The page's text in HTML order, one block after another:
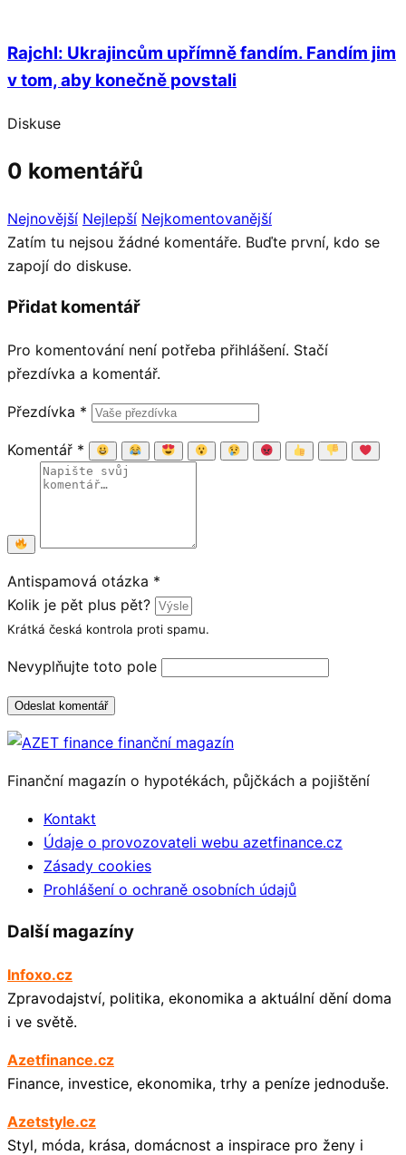
Rajchl: Ukrajincům upřímně fandím. Fandím jim
v tom, aby konečně povstali
Diskuse
0 komentářů
Nejnovější Nejlepší Nejkomentovanější
Zatím tu nejsou žádné komentáře. Buďte první, kdo se
zapojí do diskuse.
Přidat komentář
Pro komentování není potřeba přihlášení. Stačí
přezdívka a komentář.
Přezdívka *
Komentář *
Antispamová otázka *
Kolik je pět plus pět?
Krátká česká kontrola proti spamu.
Nevyplňujte toto pole
Odeslat komentář
Finanční magazín o hypotékách, půjčkách a pojištění
Kontakt
Údaje o provozovateli webu azetfinance.cz
Zásady cookies
Prohlášení o ochraně osobních údajů
Další magazíny
Infoxo.cz
Zpravodajství, politika, ekonomika a aktuální dění doma
i ve světě.
Azetfinance.cz
Finance, investice, ekonomika, trhy a peníze jednoduše.
Azetstyle.cz
Styl, móda, krása, domácnost a inspirace pro ženy i